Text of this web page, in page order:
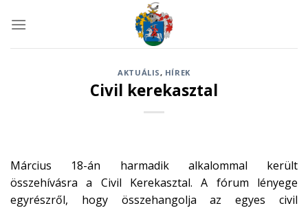
AKTUÁLIS, HÍREK
Civil kerekasztal
Március 18-án harmadik alkalommal került
összehívásra a Civil Kerekasztal. A fórum lényege
egyrészről, hogy összehangolja az egyes civil